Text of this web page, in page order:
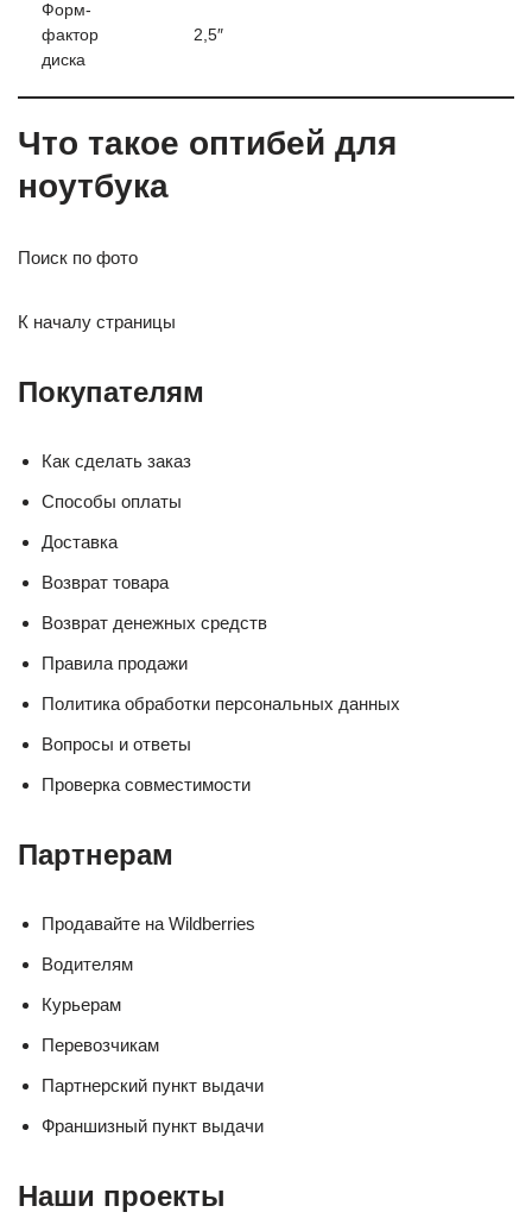
Форм-
фактор
диска
2,5″
Что такое оптибей для
ноутбука
Поиск по фото
К началу страницы
Покупателям
Как сделать заказ
Способы оплаты
Доставка
Возврат товара
Возврат денежных средств
Правила продажи
Политика обработки персональных данных
Вопросы и ответы
Проверка совместимости
Партнерам
Продавайте на Wildberries
Водителям
Курьерам
Перевозчикам
Партнерский пункт выдачи
Франшизный пункт выдачи
Наши проекты